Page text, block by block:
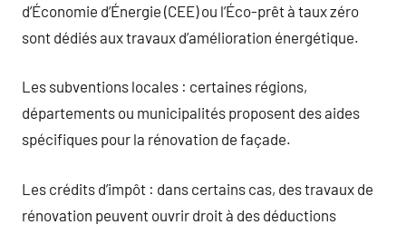
d’Économie d’Énergie (CEE) ou l’Éco-prêt à taux zéro
sont dédiés aux travaux d’amélioration énergétique.
Les subventions locales : certaines régions,
départements ou municipalités proposent des aides
spécifiques pour la rénovation de façade.
Les crédits d’impôt : dans certains cas, des travaux de
rénovation peuvent ouvrir droit à des déductions